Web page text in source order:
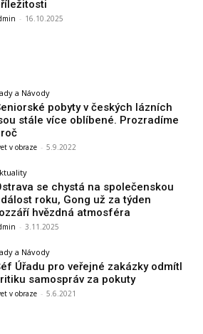
- 16.10.2025
a Návody
pobyty v českých lázních
stále více oblíbené. Prozradíme
v obraze - 5.9.2022
se chystá na společenskou
roku, Gong už za týden
hvězdná atmosféra
- 3.11.2025
a Návody
Úřadu pro veřejné zakázky odmítl
samospráv za pokuty
v obraze - 5.6.2021